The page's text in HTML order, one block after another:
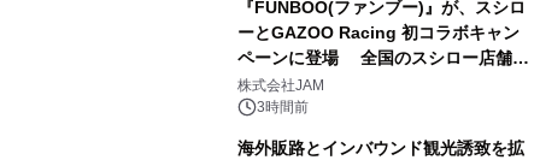
『FUNBOO(ファンブー)』が、スシロ
ーとGAZOO Racing 初コラボキャン
ペーンに登場 全国のスシロー店舗で
GR 4車種の FUNBOO(ミニカー)付き
メニューが展開されます
株式会社JAM
3時間前
海外販路とインバウンド観光誘致を拡